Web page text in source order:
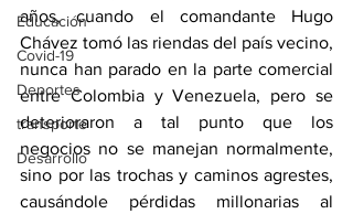
Educación
Covid-19
Deportes
transporte
Desarrollo
años, cuando el comandante Hugo
Chávez tomó las riendas del país vecino,
nunca han parado en la parte comercial
entre Colombia y Venezuela, pero se
deterioraron a tal punto que los
negocios no se manejan normalmente,
sino por las trochas y caminos agrestes,
causándole pérdidas millonarias al